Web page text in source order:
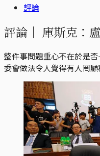
評論
評論｜ 庫斯克：
整件事問題重心不在於是
委會做法令人覺得有人罔